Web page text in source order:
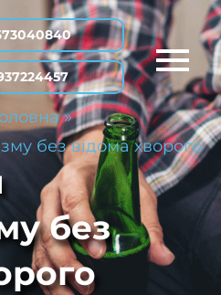
»
без відома хворого
без